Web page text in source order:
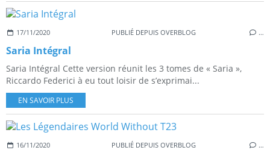
17/11/2020 PUBLIÉ DEPUIS OVERBLOG …
Saria Intégral
Saria Intégral Cette version réunit les 3 tomes de « Saria »,
Riccardo Federici à eu tout loisir de s’exprimai...
EN SAVOIR PLUS
16/11/2020 PUBLIÉ DEPUIS OVERBLOG …